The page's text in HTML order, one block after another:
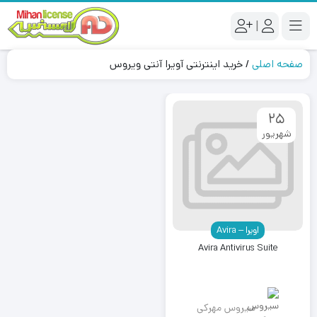
|
صفحه اصلی/خرید اینترنتی آویرا آنتی ویروس
اویرا – Avira
25
شهریور
Avira Antivirus Suite
سیروس مهرکی